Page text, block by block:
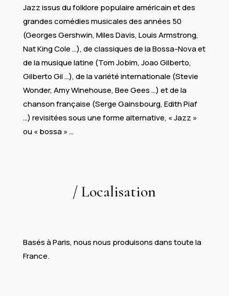
Jazz issus du folklore populaire américain et des
grandes comédies musicales des années 50
(Georges Gershwin, Miles Davis, Louis Armstrong,
Nat King Cole …), de classiques de la Bossa-Nova et
de la musique latine (Tom Jobim, Joao Gilberto,
Gilberto Gil …), de la variété internationale (Stevie
Wonder, Amy Winehouse, Bee Gees …) et de la
chanson française (Serge Gainsbourg, Edith Piaf
…) revisitées sous une forme alternative, « Jazz »
ou « bossa » …
/ Localisation​
Basés à Paris, nous nous produisons dans toute la
France.